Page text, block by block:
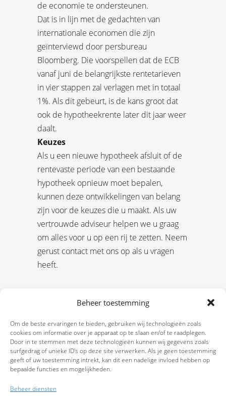
Beheer toestemming
Om de beste ervaringen te bieden, gebruiken wij technologieën zoals
cookies om informatie over je apparaat op te slaan en/of te raadplegen.
Door in te stemmen met deze technologieën kunnen wij gegevens zoals
surfgedrag of unieke ID's op deze site verwerken. Als je geen toestemming
geeft of uw toestemming intrekt, kan dit een nadelige invloed hebben op
bepaalde functies en mogelijkheden.
Beheer diensten
de economie te ondersteunen.
Dat is in lijn met de gedachten van
internationale economen die zijn
geïnterviewd door persbureau
Bloomberg. Die voorspellen dat de ECB
vanaf juni de belangrijkste rentetarieven
in vier stappen zal verlagen met in totaal
1%. Als dit gebeurt, is de kans groot dat
ook de hypotheekrente later dit jaar weer
daalt.
Keuzes
Als u een nieuwe hypotheek afsluit of de
rentevaste periode van een bestaande
hypotheek opnieuw moet bepalen,
kunnen deze ontwikkelingen van belang
zijn voor de keuzes die u maakt. Als uw
vertrouwde adviseur helpen we u graag
om alles voor u op een rij te zetten. Neem
gerust contact met ons op als u vragen
heeft.